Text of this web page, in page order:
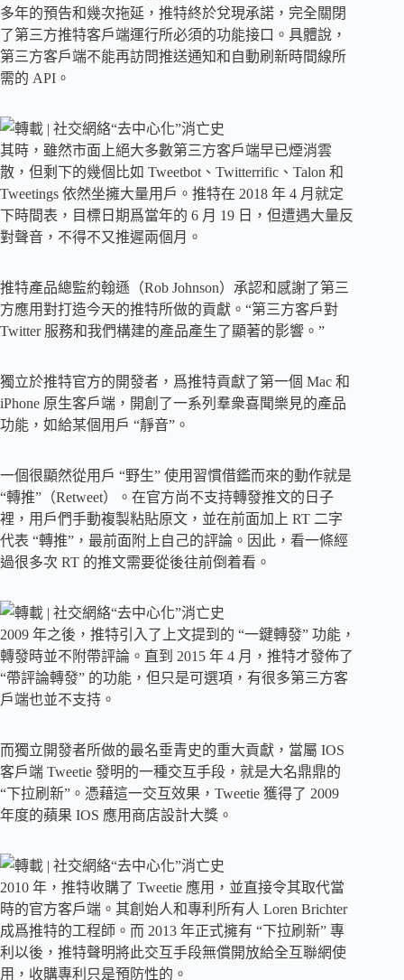
多年的預告和幾次拖延，推特終於兌現承諾，完全關閉
了第三方推特客戶端運行所必須的功能接口。具體說，
第三方客戶端不能再訪問推送通知和自動刷新時間線所
需的 API。
其時，雖然市面上絕大多數第三方客戶端早已煙消雲
散，但剩下的幾個比如 Tweetbot、Twitterrific、Talon 和
Tweetings 依然坐擁大量用戶。推特在 2018 年 4 月就定
下時間表，目標日期爲當年的 6 月 19 日，但遭遇大量反
對聲音，不得不又推遲兩個月。
推特產品總監約翰遜（Rob Johnson）承認和感謝了第三
方應用對打造今天的推特所做的貢獻。“第三方客戶對
Twitter 服務和我們構建的產品產生了顯著的影響。”
獨立於推特官方的開發者，爲推特貢獻了第一個 Mac 和
iPhone 原生客戶端，開創了一系列羣衆喜聞樂見的產品
功能，如給某個用戶 “靜音”。
一個很顯然從用戶 “野生” 使用習慣借鑑而來的動作就是
“轉推”（Retweet）。在官方尚不支持轉發推文的日子
裡，用戶們手動複製粘貼原文，並在前面加上 RT 二字
代表 “轉推”，最前面附上自己的評論。因此，看一條經
過很多次 RT 的推文需要從後往前倒着看。
2009 年之後，推特引入了上文提到的 “一鍵轉發” 功能，
轉發時並不附帶評論。直到 2015 年 4 月，推特才發佈了
“帶評論轉發” 的功能，但只是可選項，有很多第三方客
戶端也並不支持。
而獨立開發者所做的最名垂青史的重大貢獻，當屬 IOS
客戶端 Tweetie 發明的一種交互手段，就是大名鼎鼎的
“下拉刷新”。憑藉這一交互效果，Tweetie 獲得了 2009
年度的蘋果 IOS 應用商店設計大獎。
2010 年，推特收購了 Tweetie 應用，並直接令其取代當
時的官方客戶端。其創始人和專利所有人 Loren Brichter
成爲推特的工程師。而 2013 年正式擁有 “下拉刷新” 專
利以後，推特聲明將此交互手段無償開放給全互聯網使
用，收購專利只是預防性的。